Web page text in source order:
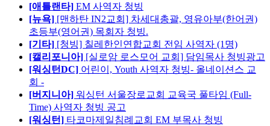
[애틀랜타] EM 사역자 청빙
[뉴욕] [맨하탄 IN2교회] 차세대총괄, 영유아부(한어권)
초등부(영어권) 목회자 청빙.
[기타] [청빙] 칠레한인연합교회 전임 사역자 (1명)
[캘리포니아] [실로암 로스모어 교회] 담임목사 청빙광고
[워싱턴DC] 어린이, Youth 사역자 청빙- 올네이션스 교
회 -
[버지니아] 워싱턴 서울장로교회 교육국 풀타임 (Full-
Time) 사역자 청빙 공고
[워싱턴] 타코마제일침례교회 EM 부목사 청빙